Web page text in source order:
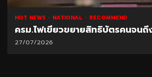
HOT NEWS NATIONAL RECOMMEND
ครม.ไฟเขียวขยายสิทธิบัตรคนจน
27/07/2026